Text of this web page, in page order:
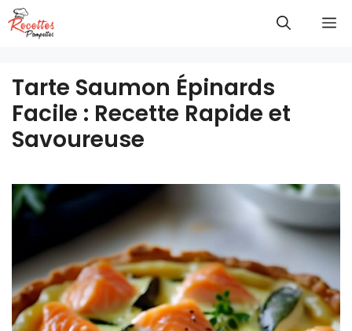
Aller
au
Tarte Saumon Épinards
Facile : Recette Rapide et
Savoureuse